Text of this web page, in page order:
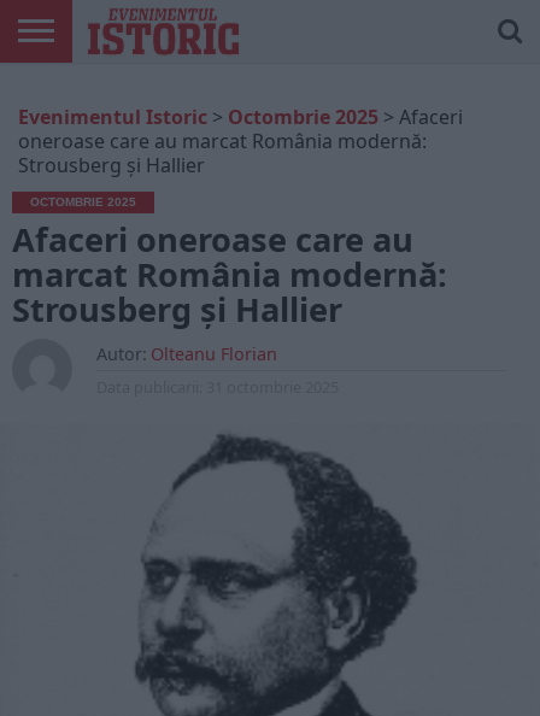
ONLINE
EDIȚII
TIPĂRITE
ISTORIC
PLAY
CONTUL
MEU
Evenimentul Istoric > Octombrie 2025 > Afaceri
oneroase care au marcat România modernă:
Strousberg și Hallier
OCTOMBRIE 2025
Afaceri oneroase care au
marcat România modernă:
Strousberg și Hallier
Autor: Olteanu Florian